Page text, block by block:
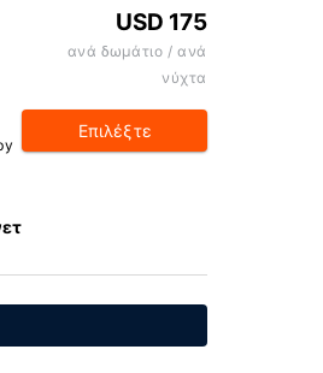
USD 175
ανά δωμάτιο / ανά
νύχτα
Επιλέξτε